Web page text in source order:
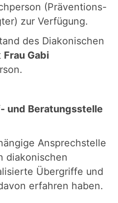
(Präventions-
zur Verfügung.
des Diakonischen
Frau Gabi
und Beratungsstelle
Ansprechstelle
diakonischen
Übergriffe und
erfahren haben.